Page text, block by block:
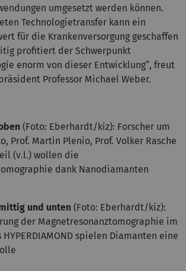
umgesetzt werden können.
Technologietransfer kann ein
für die Krankenversorgung geschaffen
profitiert der Schwerpunkt
enorm von dieser Entwicklung“, freut
Professor Michael Weber.
(Foto: Eberhardt/kiz): Forscher um
Prof. Martin Plenio, Prof. Volker Rasche
(v.l.) wollen die
dank Nanodiamanten
und unten (Foto: Eberhardt/kiz):
der Magnetresonanztomographie im
spielen Diamanten eine